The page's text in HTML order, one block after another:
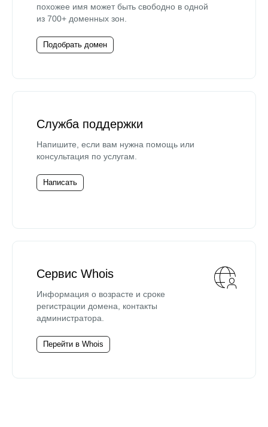
похожее имя может быть свободно в одной
из 700+ доменных зон.
Подобрать домен
Служба поддержки
Напишите, если вам нужна помощь или
консультация по услугам.
Написать
Сервис Whois
Информация о возрасте и сроке
регистрации домена, контакты
администратора.
Перейти в Whois